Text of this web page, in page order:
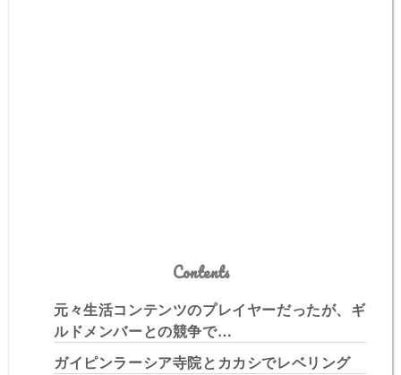
Contents
元々生活コンテンツのプレイヤーだったが、ギ
ルドメンバーとの競争で…
ガイピンラーシア寺院とカカシでレベリング